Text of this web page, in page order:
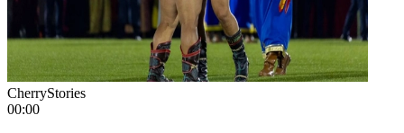
CherryStories
00:00